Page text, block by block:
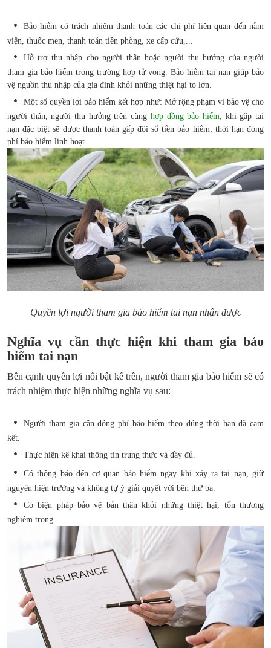
Bảo hiểm có trách nhiệm thanh toán các chi phí liên quan đến nằm
viện, thuốc men, thanh toán tiền phòng, xe cấp cứu,...
Hỗ trợ thu nhập cho người thân hoặc người thụ hưởng của người
tham gia bảo hiểm trong trường hợp tử vong. Bảo hiểm tai nạn giúp bảo
vệ nguồn thu nhập của gia đình khỏi những thiệt hại to lớn.
Một số quyền lợi bảo hiểm kết hợp như: Mở rộng phạm vi bảo vệ cho
người thân, người thụ hưởng trên cùng hợp đồng bảo hiểm; khi gặp tai
nạn đặc biệt sẽ được thanh toán gấp đôi số tiền bảo hiểm; thời hạn đóng
phí bảo hiểm linh hoạt.
Quyền lợi người tham gia bảo hiểm tai nạn nhận được
Nghĩa vụ cần thực hiện khi tham gia bảo
hiểm tai nạn
Bên cạnh quyền lợi nổi bật kể trên, người tham gia bảo hiểm sẽ có
trách nhiệm thực hiện những nghĩa vụ sau:
Người tham gia cần đóng phí bảo hiểm theo đúng thời hạn đã cam
kết.
Thực hiện kê khai thông tin trung thực và đầy đủ.
Có thông báo đến cơ quan bảo hiểm ngay khi xảy ra tai nạn, giữ
nguyên hiện trường và không tự ý giải quyết với bên thứ ba.
Có biện pháp bảo vệ bản thân khỏi những thiệt hại, tổn thương
nghiêm trọng.